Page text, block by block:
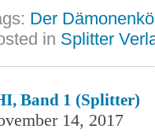
Der
in Splitter
Band 1 (Splitter)
14, 2017